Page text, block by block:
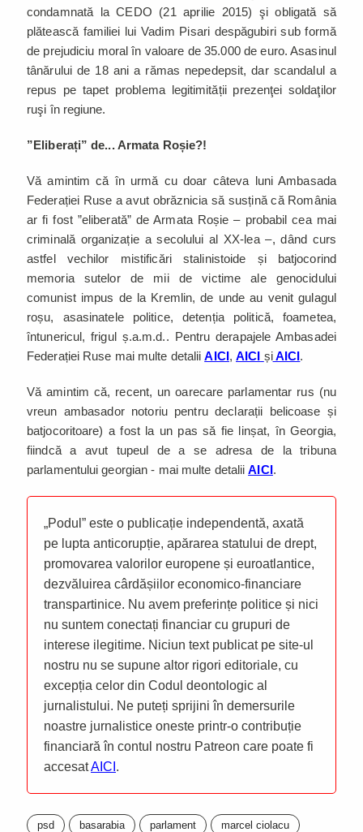
condamnată la CEDO (21 aprilie 2015) şi obligată să
plătească familiei lui Vadim Pisari despăgubiri sub formă
de prejudiciu moral în valoare de 35.000 de euro. Asasinul
tânărului de 18 ani a rămas nepedepsit, dar scandalul a
repus pe tapet problema legitimității prezenţei soldaţilor
ruşi în regiune.
”Eliberați” de... Armata Roșie?!
Vă amintim că în urmă cu doar câteva luni Ambasada
Federației Ruse a avut obrăznicia să susțină că România
ar fi fost ”eliberată” de Armata Roșie – probabil cea mai
criminală organizație a secolului al XX-lea –, dând curs
astfel vechilor mistificări stalinistoide și batjocorind
memoria sutelor de mii de victime ale genocidului
comunist impus de la Kremlin, de unde au venit gulagul
roșu, asasinatele politice, detenția politică, foametea,
întunericul, frigul ș.a.m.d.. Pentru derapajele Ambasadei
Federației Ruse mai multe detaliiAICI,AICI șiAICI.
Vă amintim că, recent, un oarecare parlamentar rus (nu
vreun ambasador notoriu pentru declarații belicoase și
batjocoritoare) a fost la un pas să fie linșat, în Georgia,
fiindcă a avut tupeul de a se adresa de la tribuna
parlamentului georgian - mai multe detaliiAICI.
„Podul” este o publicație independentă, axată
pe lupta anticorupție, apărarea statului de drept,
promovarea valorilor europene și euroatlantice,
dezvăluirea cârdășiilor economico-financiare
transpartinice. Nu avem preferințe politice și nici
nu suntem conectați financiar cu grupuri de
interese ilegitime. Niciun text publicat pe site-ul
nostru nu se supune altor rigori editoriale, cu
excepția celor din Codul deontologic al
jurnalistului. Ne puteți sprijini în demersurile
noastre jurnalistice oneste printr-o contribuție
financiară în contul nostru Patreon care poate fi
accesatAICI .
psd basarabia parlament marcel ciolacu